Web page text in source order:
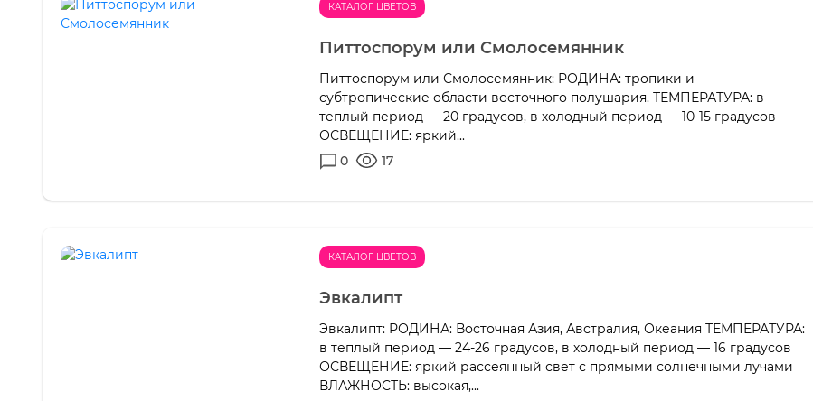
КАТАЛОГ ЦВЕТОВ
Питтоспорум или Смолосемянник
Питтоспорум или Смолосемянник: РОДИНА: тропики и
субтропические области восточного полушария. ТЕМПЕРАТУРА: в
теплый период — 20 градусов, в холодный период — 10-15 градусов
ОСВЕЩЕНИЕ: яркий...
0
17
КАТАЛОГ ЦВЕТОВ
Эвкалипт
Эвкалипт: РОДИНА: Восточная Азия, Австралия, Океания ТЕМПЕРАТУРА:
в теплый период — 24-26 градусов, в холодный период — 16 градусов
ОСВЕЩЕНИЕ: яркий рассеянный свет с прямыми солнечными лучами
ВЛАЖНОСТЬ: высокая,...